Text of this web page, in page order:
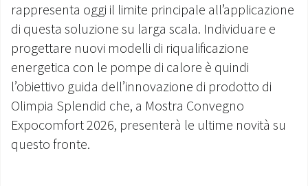
rappresenta oggi il limite principale all’applicazione
di questa soluzione su larga scala. Individuare e
progettare nuovi modelli di riqualificazione
energetica con le pompe di calore è quindi
l’obiettivo guida dell’innovazione di prodotto di
Olimpia Splendid che, a Mostra Convegno
Expocomfort 2026, presenterà le ultime novità su
questo fronte.